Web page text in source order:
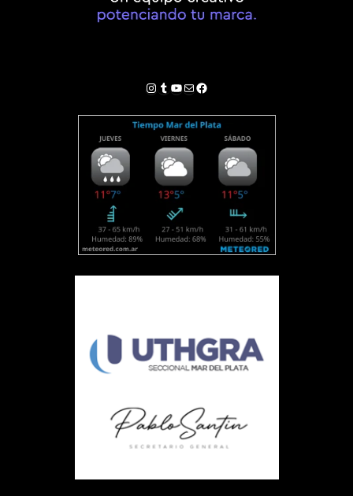
Instagram
Tumblr
YouTube
Correo electrónico
Facebook